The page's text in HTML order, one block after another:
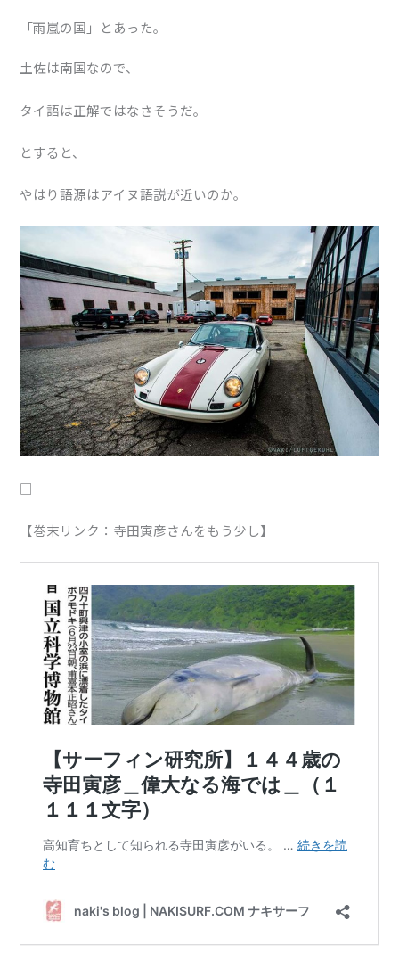
「雨嵐の国」とあった。
土佐は南国なので、
タイ語は正解ではなさそうだ。
とすると、
やはり語源はアイヌ語説が近いのか。
□
【巻末リンク：寺田寅彦さんをもう少し】